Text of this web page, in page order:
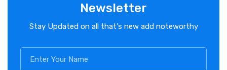
Newsletter
Stay Updated on all that's new add noteworthy